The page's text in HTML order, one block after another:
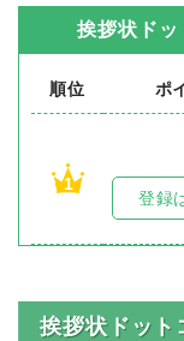
挨拶状ドッ
順位 ポ
1
登録
挨拶状ドット